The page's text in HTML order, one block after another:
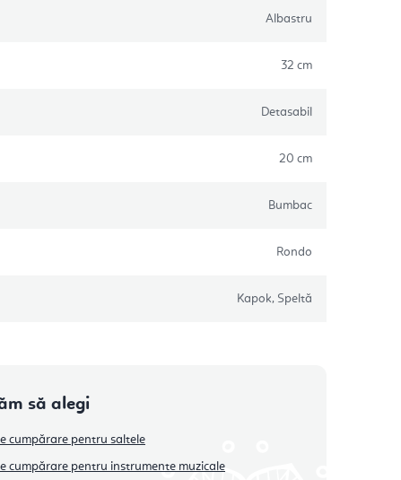
Albastru
32 cm
Detasabil
20 cm
Bumbac
Rondo
Kapok, Speltă
să alegi
cumpărare pentru saltele
cumpărare pentru instrumente muzicale